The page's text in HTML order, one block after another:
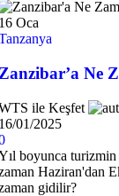
Oca
Ne
ile Keşfet
01/2025
boyunca
Haziran'dan
gidilir?